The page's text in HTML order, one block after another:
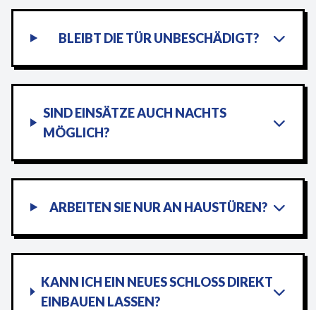
BLEIBT DIE TÜR UNBESCHÄDIGT?
SIND EINSÄTZE AUCH NACHTS
MÖGLICH?
ARBEITEN SIE NUR AN HAUSTÜREN?
KANN ICH EIN NEUES SCHLOSS DIREKT
EINBAUEN LASSEN?